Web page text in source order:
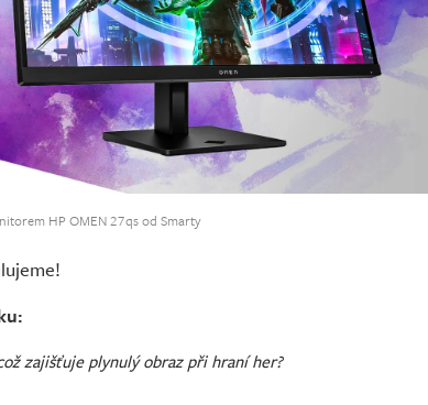
HP OMEN 27qs od Smarty
zajišťuje plynulý obraz při hraní her?